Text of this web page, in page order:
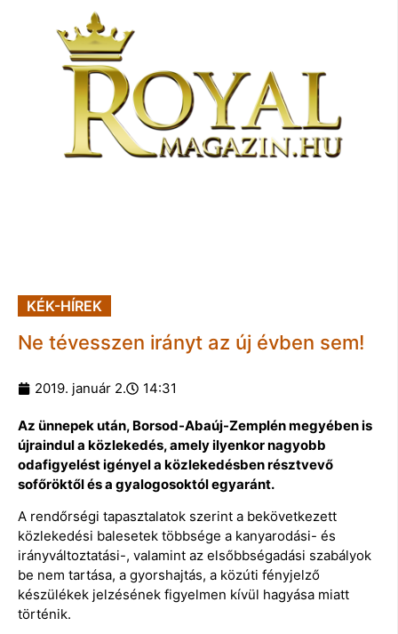
KÉK-HÍREK
Ne tévesszen irányt az új évben sem!
2019. január 2. 14:31
Az ünnepek után, Borsod-Abaúj-Zemplén megyében is
újraindul a közlekedés, amely ilyenkor nagyobb
odafigyelést igényel a közlekedésben résztvevő
sofőröktől és a gyalogosoktól egyaránt.
A rendőrségi tapasztalatok szerint a bekövetkezett
közlekedési balesetek többsége a kanyarodási- és
irányváltoztatási-, valamint az elsőbbségadási szabályok
be nem tartása, a gyorshajtás, a közúti fényjelző
készülékek jelzésének figyelmen kívül hagyása miatt
történik.